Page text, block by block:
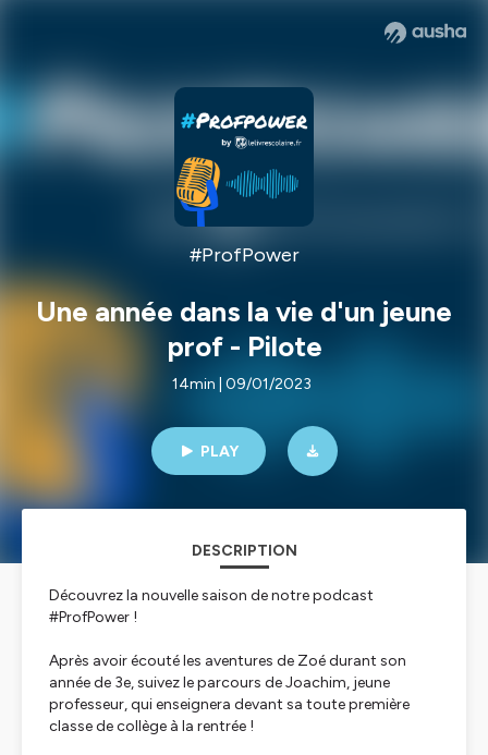
#ProfPower
Une année dans la vie d'un jeune
prof - Pilote
14min | 09/01/2023
PLAY
DESCRIPTION
Découvrez la nouvelle saison de notre podcast
#ProfPower !
Après avoir écouté les aventures de Zoé durant son
année de 3e, suivez le parcours de Joachim, jeune
professeur, qui enseignera devant sa toute première
classe de collège à la rentrée !